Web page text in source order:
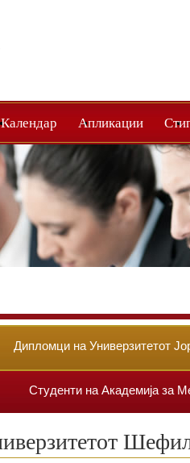
Календар Апликации
Дипломци на Универзитетот
Студенти на Академија за